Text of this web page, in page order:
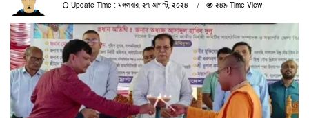
Update Time : মঙ্গলবার, ২৭ আগস্ট, ২০২৪ ২৪৯ Time View